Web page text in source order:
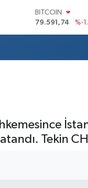
79.591,74
DOLAR
45,43620
Tekin